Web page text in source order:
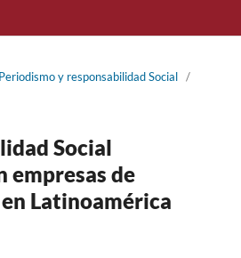
y responsabilidad Social /
Social
empresas de
Latinoamérica